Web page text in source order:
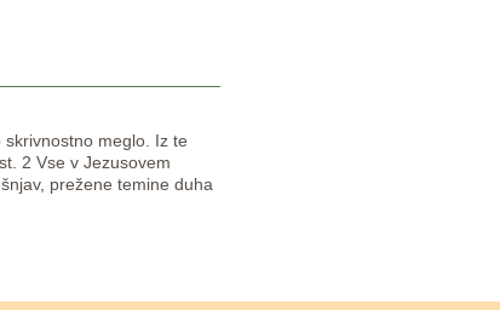
meglo. Iz te
2 Vse v Jezusovem
prežene temine duha